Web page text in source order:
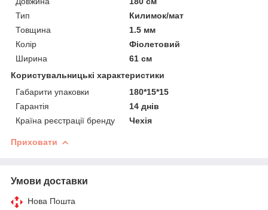
Тип
Килимок/мат
Товщина
1.5 мм
Колір
Фіолетовий
Ширина
61 см
Користувальницькі характеристики
Габарити упаковки
180*15*15
Гарантія
14 днів
Країна реєстрації бренду
Чехія
Приховати
Умови доставки
Нова Пошта